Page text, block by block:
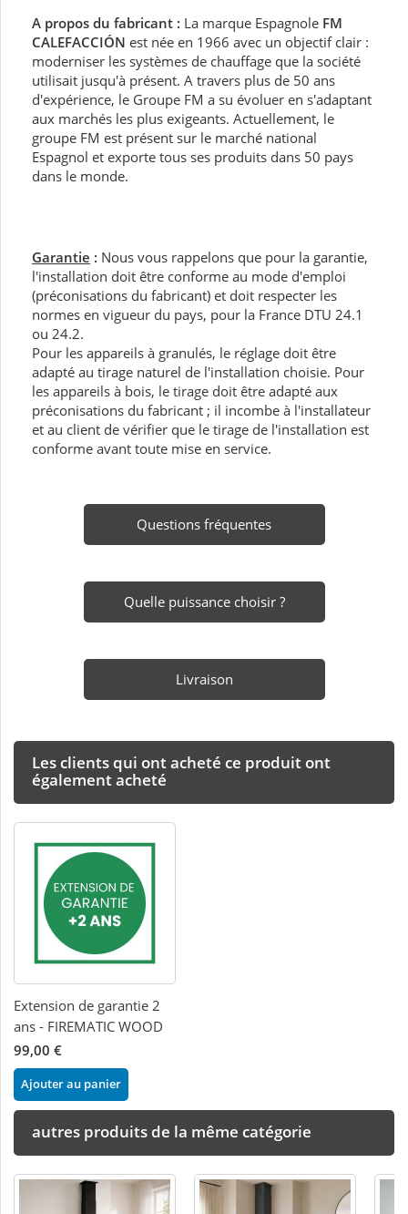
A propos du fabricant : La marque Espagnole FM
CALEFACCIÓN est née en 1966 avec un objectif clair :
moderniser les systèmes de chauffage que la société
utilisait jusqu'à présent. A travers plus de 50 ans
d'expérience, le Groupe FM a su évoluer en s'adaptant
aux marchés les plus exigeants. Actuellement, le
groupe FM est présent sur le marché national
Espagnol et exporte tous ses produits dans 50 pays
dans le monde.
Garantie : Nous vous rappelons que pour la garantie,
l'installation doit être conforme au mode d'emploi
(préconisations du fabricant) et doit respecter les
normes en vigueur du pays, pour la France DTU 24.1
ou 24.2.
Pour les appareils à granulés, le réglage doit être
adapté au tirage naturel de l'installation choisie. Pour
les appareils à bois, le tirage doit être adapté aux
préconisations du fabricant ; il incombe à l'installateur
et au client de vérifier que le tirage de l'installation est
conforme avant toute mise en service.
Questions fréquentes
Quelle puissance choisir ?
Livraison
Les clients qui ont acheté ce produit ont
également acheté
Extension de garantie 2
ans - FIREMATIC WOOD
99,00 €
Ajouter au panier
autres produits de la même catégorie